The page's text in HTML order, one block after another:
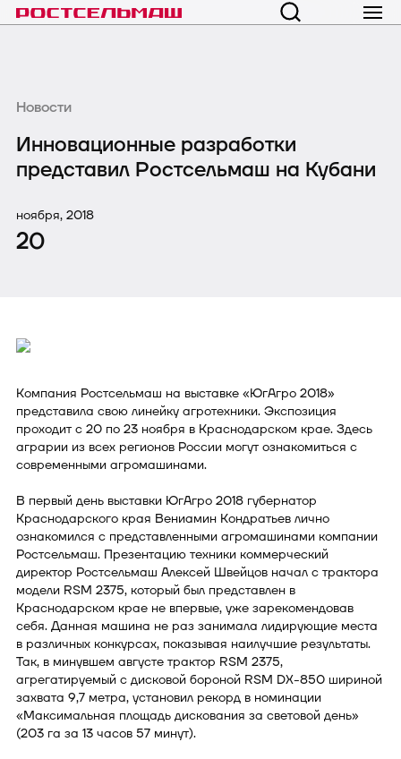
Новости
Инновационные разработки
представил Ростсельмаш на Кубани
ноября, 2018
20
Компания Ростсельмаш на выставке «ЮгАгро 2018»
представила свою линейку агротехники. Экспозиция
проходит с 20 по 23 ноября в Краснодарском крае. Здесь
аграрии из всех регионов России могут ознакомиться с
современными агромашинами.
В первый день выставки ЮгАгро 2018 губернатор
Краснодарского края Вениамин Кондратьев лично
ознакомился с представленными агромашинами компании
Ростсельмаш. Презентацию техники коммерческий
директор Ростсельмаш Алексей Швейцов начал с трактора
модели RSM 2375, который был представлен в
Краснодарском крае не впервые, уже зарекомендовав
себя. Данная машина не раз занимала лидирующие места
в различных конкурсах, показывая наилучшие результаты.
Так, в минувшем августе трактор RSM 2375,
агрегатируемый с дисковой бороной RSM DX-850 шириной
захвата 9,7 метра, установил рекорд в номинации
«Максимальная площадь дискования за световой день»
(203 га за 13 часов 57 минут).